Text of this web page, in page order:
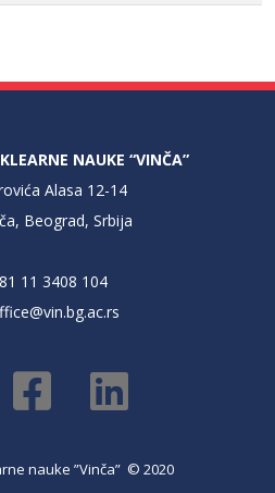
NAUKE “VINČA”
Alasa 12-14
Beograd, Srbija
11 3408 104
nauke ”Vinča” © 2020